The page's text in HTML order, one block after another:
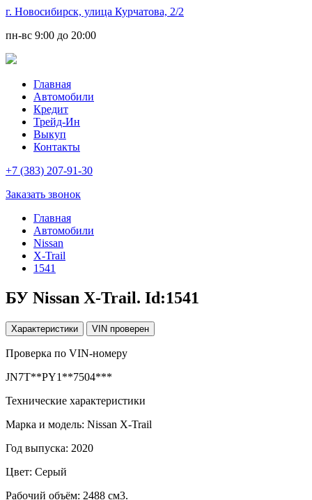
г. Новосибирск, улица Курчатова, 2/2
пн-вс 9:00 до 20:00
Главная
Автомобили
Кредит
Трейд-Ин
Выкуп
Контакты
+7 (383) 207-91-30
Заказать звонок
Главная
Автомобили
Nissan
X-Trail
1541
БУ Nissan X-Trail. Id:1541
Характеристики VIN проверен
Проверка по VIN-номеру
JN7T**PY1**7504***
Технические характеристики
Марка и модель: Nissan X-Trail
Год выпуска: 2020
Цвет: Серый
Рабочий объём: 2488 см3.